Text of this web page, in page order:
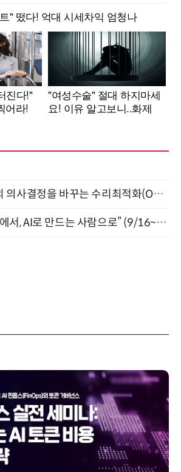
[올쇼TV] AI 시대의 의사결정을 바꾸는 수리최적화(Optimization) 소개 (8/20 생방송)
“AI에게 묻는 사람에서, AI로 만드는 사람으로” (9/16~17)